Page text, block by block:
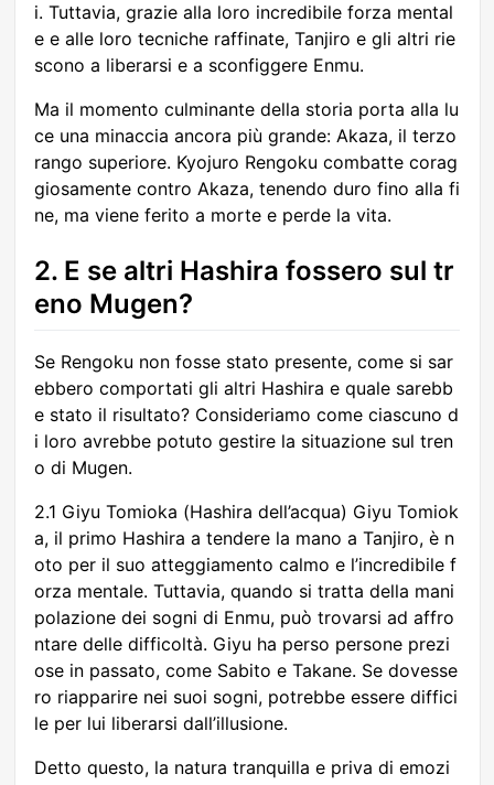
i. Tuttavia, grazie alla loro incredibile forza mental
e e alle loro tecniche raffinate, Tanjiro e gli altri rie
scono a liberarsi e a sconfiggere Enmu.
Ma il momento culminante della storia porta alla lu
ce una minaccia ancora più grande: Akaza, il terzo
rango superiore. Kyojuro Rengoku combatte corag
giosamente contro Akaza, tenendo duro fino alla fi
ne, ma viene ferito a morte e perde la vita.
2. E se altri Hashira fossero sul tr
eno Mugen?
Se Rengoku non fosse stato presente, come si sar
ebbero comportati gli altri Hashira e quale sarebb
e stato il risultato? Consideriamo come ciascuno d
i loro avrebbe potuto gestire la situazione sul tren
o di Mugen.
2.1 Giyu Tomioka (Hashira dell’acqua) Giyu Tomiok
a, il primo Hashira a tendere la mano a Tanjiro, è n
oto per il suo atteggiamento calmo e l’incredibile f
orza mentale. Tuttavia, quando si tratta della mani
polazione dei sogni di Enmu, può trovarsi ad affro
ntare delle difficoltà. Giyu ha perso persone prezi
ose in passato, come Sabito e Takane. Se dovesse
ro riapparire nei suoi sogni, potrebbe essere diffici
le per lui liberarsi dall’illusione.
Detto questo, la natura tranquilla e priva di emozi